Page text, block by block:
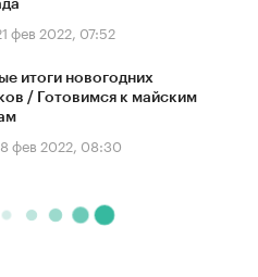
фев 2022, 07:52
итоги новогодних
/ Готовимся к майским
фев 2022, 08:30